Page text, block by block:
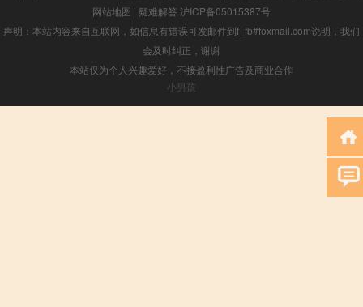
网站地图 | 疑难解答 沪ICP备05015387号
声明：本站内容来自互联网，如信息有错误可发邮件到f_fb#foxmail.com说明，我们
会及时纠正，谢谢
本站仅为个人兴趣爱好，不接盈利性广告及商业合作
小男孩